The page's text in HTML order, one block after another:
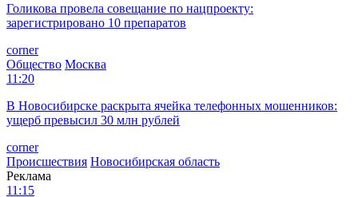
Голикова провела совещание по нацпроекту:
зарегистрировано 10 препаратов
corner
Общество Москва
11:20
В Новосибирске раскрыта ячейка телефонных мошенников:
ущерб превысил 30 млн рублей
corner
Происшествия Новосибирская область
Реклама
11:15